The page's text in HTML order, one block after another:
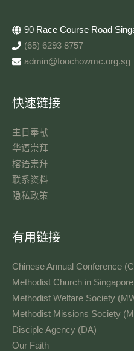
90 Race Course Road
(65) 6293 8757
admin@foochowmc.org.sg
快速链接
主日奉献​
华语崇拜
榕语崇拜
联系资料​
隐私政策
有用链接
Chinese Annual Conference
Methodist Church in
Methodist Welfare Society
Methodist Missions Society
Disciple Agency (DA)
Our Faith